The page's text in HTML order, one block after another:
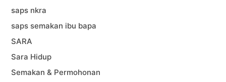
saps nkra
saps semakan ibu bapa
SARA
Sara Hidup
Semakan & Permohonan